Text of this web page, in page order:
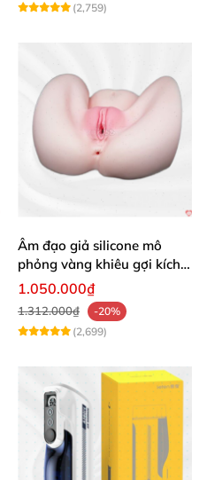
(2,759)
Âm đạo giả silicone mô
phỏng vàng khiêu gợi kích
thích mua
1.050.000₫
1.312.000₫
-20%
(2,699)